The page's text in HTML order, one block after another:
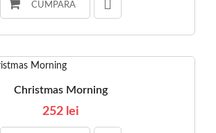
CUMPARA
Christmas Morning
252 lei